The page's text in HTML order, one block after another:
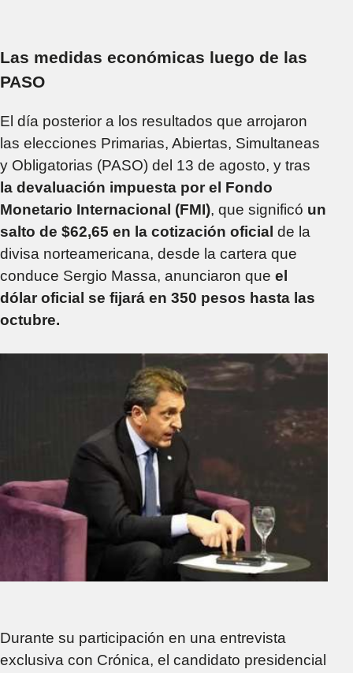
Las medidas económicas luego de las
PASO
El día posterior a los resultados que arrojaron
las elecciones Primarias, Abiertas, Simultaneas
y Obligatorias (PASO) del 13 de agosto, y tras
la devaluación impuesta por el Fondo
Monetario Internacional (FMI), que significó un
salto de $62,65 en la cotización oficial de la
divisa norteamericana, desde la cartera que
conduce Sergio Massa, anunciaron que el
dólar oficial se fijará en 350 pesos hasta las
octubre.
Durante su participación en una entrevista
exclusiva con Crónica, el candidato presidencial